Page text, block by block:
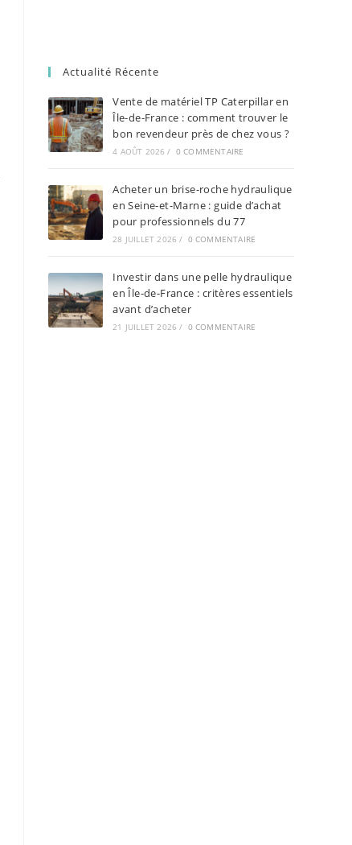
Actualité Récente
Vente de matériel TP Caterpillar en
Île-de-France : comment trouver le
bon revendeur près de chez vous ?
4 AOÛT 2026 / 0 COMMENTAIRE
Acheter un brise-roche hydraulique
en Seine-et-Marne : guide d’achat
pour professionnels du 77
28 JUILLET 2026 / 0 COMMENTAIRE
Investir dans une pelle hydraulique
en Île-de-France : critères essentiels
avant d’acheter
21 JUILLET 2026 / 0 COMMENTAIRE